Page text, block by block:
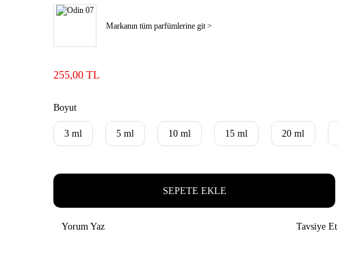
Markanın tüm parfümlerine git >
255,00 TL
Boyut
3 ml 5 ml 10 ml 15 ml 20 ml
SEPETE EKLE
Yorum Yaz Tavsiye Et